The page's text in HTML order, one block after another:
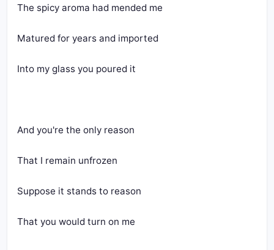
The spicy aroma had mended me
Matured for years and imported
Into my glass you poured it
And you're the only reason
That I remain unfrozen
Suppose it stands to reason
That you would turn on me